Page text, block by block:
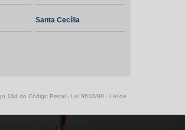
Engrenagens Retas
para redutor de velocidade
Santa Cecília
184 do Código Penal - Lei 9610/98 - Lei de